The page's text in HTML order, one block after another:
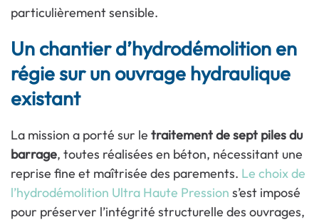
particulièrement sensible.
Un chantier d’hydrodémolition en
régie sur un ouvrage hydraulique
existant
La mission a porté sur le traitement de sept piles du
barrage, toutes réalisées en béton, nécessitant une
reprise fine et maîtrisée des parements. Le choix de
l’hydrodémolition Ultra Haute Pression s’est imposé
pour préserver l’intégrité structurelle des ouvrages,